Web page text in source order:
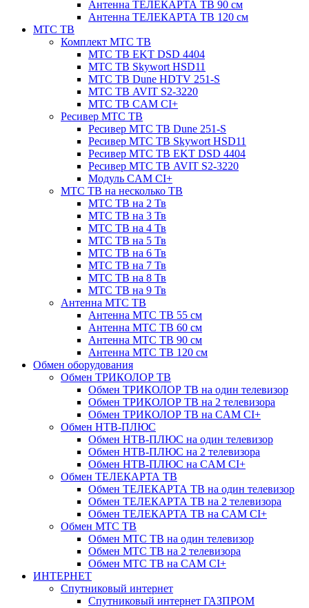
Антенна ТЕЛЕКАРТА ТВ 90 см
Антенна ТЕЛЕКАРТА ТВ 120 см
МТС ТВ
Комплект МТС ТВ
МТС ТВ EKT DSD 4404
МТС ТВ Skywort HSD11
МТС ТВ Dune HDTV 251-S
МТС ТВ AVIT S2-3220
МТС ТВ CAM CI+
Ресивер МТС ТВ
Ресивер МТС ТВ Dune 251-S
Ресивер МТС ТВ Skywort HSD11
Ресивер МТС ТВ EKT DSD 4404
Ресивер МТС ТВ AVIT S2-3220
Модуль CAM CI+
МТС ТВ на несколько ТВ
МТС ТВ на 2 Тв
МТС ТВ на 3 Тв
МТС ТВ на 4 Тв
МТС ТВ на 5 Тв
МТС ТВ на 6 Тв
МТС ТВ на 7 Тв
МТС ТВ на 8 Тв
МТС ТВ на 9 Тв
Антенна МТС ТВ
Антенна МТС ТВ 55 см
Антенна МТС ТВ 60 см
Антенна МТС ТВ 90 см
Антенна МТС ТВ 120 см
Обмен оборудования
Обмен ТРИКОЛОР ТВ
Обмен ТРИКОЛОР ТВ на один телевизор
Обмен ТРИКОЛОР ТВ на 2 телевизора
Обмен ТРИКОЛОР ТВ на CAM CI+
Обмен НТВ-ПЛЮС
Обмен НТВ-ПЛЮС на один телевизор
Обмен НТВ-ПЛЮС на 2 телевизора
Обмен НТВ-ПЛЮС на CAM CI+
Обмен ТЕЛЕКАРТА ТВ
Обмен ТЕЛЕКАРТА ТВ на один телевизор
Обмен ТЕЛЕКАРТА ТВ на 2 телевизора
Обмен ТЕЛЕКАРТА ТВ на CAM CI+
Обмен МТС ТВ
Обмен МТС ТВ на один телевизор
Обмен МТС ТВ на 2 телевизора
Обмен МТС ТВ на CAM CI+
ИНТЕРНЕТ
Спутниковый интернет
Спутниковый интернет ГАЗПРОМ